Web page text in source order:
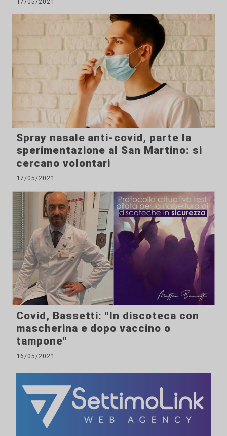
Spray nasale anti-covid, parte la
sperimentazione al San Martino: si
cercano volontari
17/05/2021
Covid, Bassetti: "In discoteca con
mascherina e dopo vaccino o
tampone"
16/05/2021